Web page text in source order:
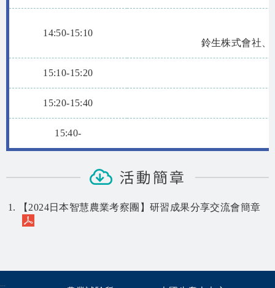
14:50-15:10
鈴生株式會社、
15:10-15:20
15:20-15:40
15:40-
活動簡章
【2024日本智慧農業考察團】研習成果分享交流會簡章